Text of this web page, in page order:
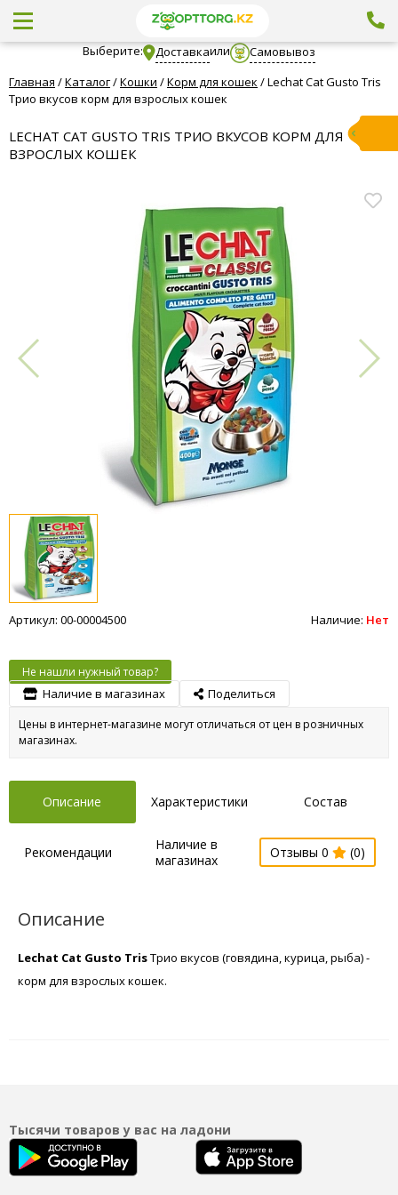
Выберите: Доставкаили
Самовывоз
Главная /Каталог/Кошки /Корм для кошек /Lechat Cat Gusto Tris
Трио вкусов корм для взрослых кошек
LECHAT CAT GUSTO TRIS ТРИО ВКУСОВ КОРМ ДЛЯ
ВЗРОСЛЫХ КОШЕК
Артикул: 00-00004500 Наличие: Нет
Не нашли нужный товар?
Наличие в магазинах Поделиться
Цены в интернет-магазине могут отличаться от цен в розничных
магазинах.
Описание Характеристики Состав
Рекомендации
Наличие в
магазинах
Отзывы 0 (0)
Описание
Lechat Cat Gusto TrisТрио вкусов (говядина, курица, рыба) -
корм для взрослых кошек.
Тысячи товаров у вас на ладони